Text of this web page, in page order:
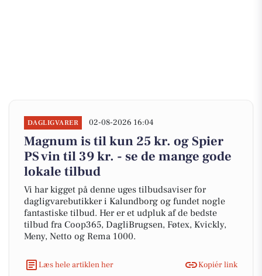
DAGLIGVARER 02-08-2026 16:04
Magnum is til kun 25 kr. og Spier
PS vin til 39 kr. - se de mange gode
lokale tilbud
Vi har kigget på denne uges tilbudsaviser for
dagligvarebutikker i Kalundborg og fundet nogle
fantastiske tilbud. Her er et udpluk af de bedste
tilbud fra Coop365, DagliBrugsen, Føtex, Kvickly,
Meny, Netto og Rema 1000.
Læs hele artiklen her Kopiér link